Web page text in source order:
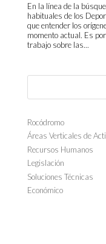
En la línea de la
habituales de los
que entender los
momento actual. Es
trabajo sobre las...
Rocódromo
Áreas Verticales de
Recursos Humanos
Legislación
Soluciones Técnicas
Económico